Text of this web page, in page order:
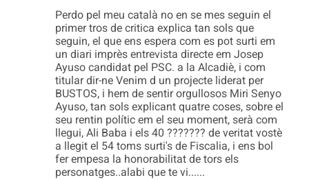
Perdo pel meu català no en se mes seguin el
primer tros de critica explica tan sols que
seguin, el que ens espera com es pot surti em
un diari imprès entrevista directe em Josep
Ayuso candidat pel PSC. a la Alcadiè, i com
titular dir-ne Venim d un projecte liderat per
BUSTOS, i hem de sentir orgullosos Miri Senyo
Ayuso, tan sols explicant quatre coses, sobre el
seu rentin polític em el seu moment, serà com
llegui, Ali Baba i els 40 ??????? de veritat vostè
a llegit el 54 toms surti's de Fiscalia, i ens bol
fer empesa la honorabilitat de tors els
personatges..alabi que te vi......